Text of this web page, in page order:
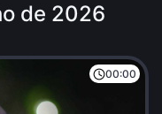
de 2026
00:00